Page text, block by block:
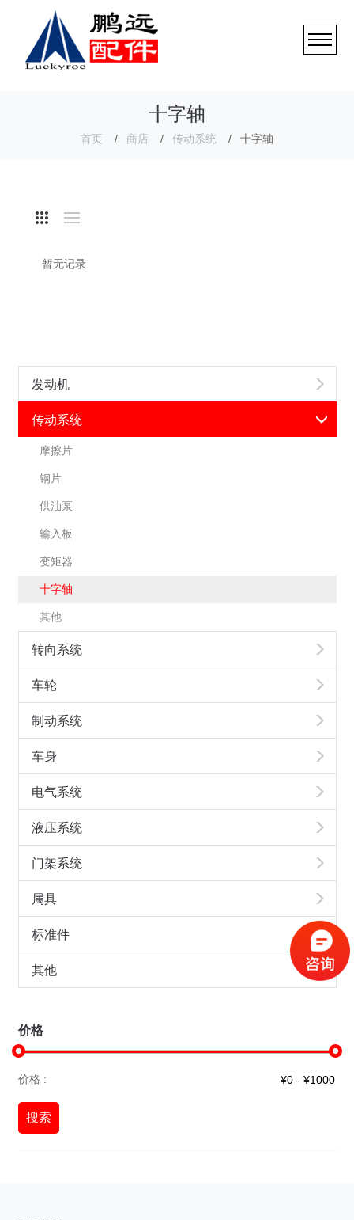
十字轴
首页 商店 传动系统 十字轴
发动机
传动系统
摩擦片
钢片
供油泵
输入板
变矩器
十字轴
其他
转向系统
车轮
制动系统
车身
电气系统
液压系统
门架系统
属具
标准件
其他
价格
价格 :
搜索
暂无记录